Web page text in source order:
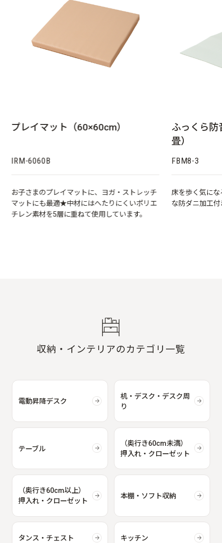
プレイマット（60×60cm）
IRM-6060B
お子さまのプレイマットに、ヨガ・ストレッチ
マットにも最適★中材にはへたりにくいポリエ
チレン素材を5層に重ねて使用しています。
ふっくら
畳）
FBM8-3
床を歩く気に
な防ダニ加工
収納・インテリアのカテゴリ一覧
電動昇降デスク
机・デスク・デスク周
り
テーブル
（奥行き60cm未満）
押入れ・クローゼット
（奥行き60cm以上）
押入れ・クローゼット
本棚・ソフト収納
タンス・チェスト キッチン